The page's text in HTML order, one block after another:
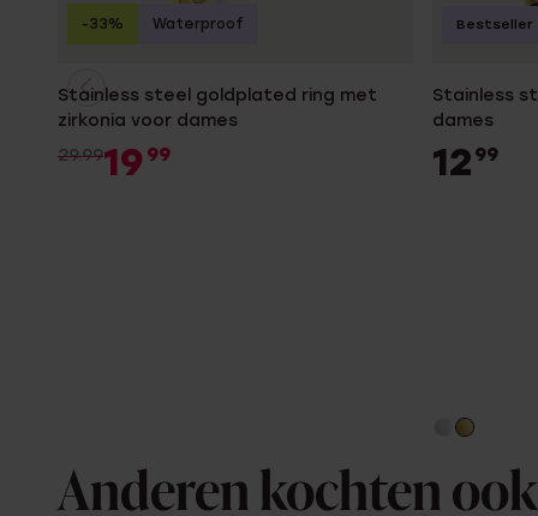
Stainless steel goldplated ring met
zirkonia voor dames
29.9919 99
-33% Waterproof
Stainless
dames
12 99
Bestseller
Anderen kochten ook